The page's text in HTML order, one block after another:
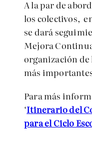
A la par de
los colectivos,
se dará
Mejora
organización de
más
Para más
‘Itinerariodel
para el Ciclo